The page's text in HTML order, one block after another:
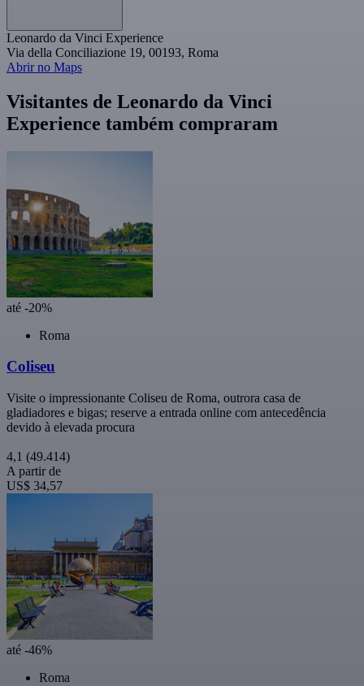
Leonardo da Vinci Experience
Via della Conciliazione 19, 00193, Roma
Abrir no Maps
Visitantes de Leonardo da Vinci
Experience também compraram
até -20%
Roma
Coliseu
Visite o impressionante Coliseu de Roma, outrora casa de
gladiadores e bigas; reserve a entrada online com antecedência
devido à elevada procura
4,1 (49.414)
A partir de
US$ 34,57
até -46%
Roma